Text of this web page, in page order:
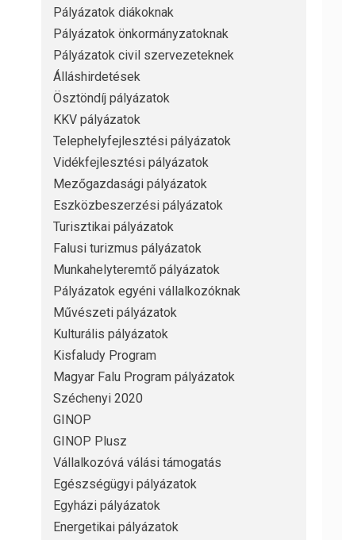
Pályázatok diákoknak
Pályázatok önkormányzatoknak
Pályázatok civil szervezeteknek
Álláshirdetések
Ösztöndíj pályázatok
KKV pályázatok
Telephelyfejlesztési pályázatok
Vidékfejlesztési pályázatok
Mezőgazdasági pályázatok
Eszközbeszerzési pályázatok
Turisztikai pályázatok
Falusi turizmus pályázatok
Munkahelyteremtő pályázatok
Pályázatok egyéni vállalkozóknak
Művészeti pályázatok
Kulturális pályázatok
Kisfaludy Program
Magyar Falu Program pályázatok
Széchenyi 2020
GINOP
GINOP Plusz
Vállalkozóvá válási támogatás
Egészségügyi pályázatok
Egyházi pályázatok
Energetikai pályázatok